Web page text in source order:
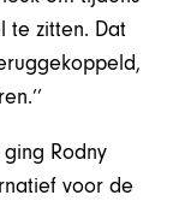
te zitten. Dat
Rodny
voor de